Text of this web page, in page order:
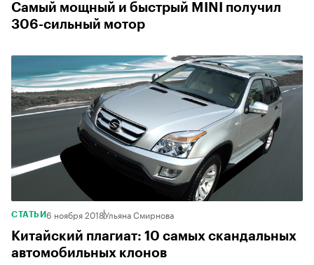
Самый мощный и быстрый MINI получил
306-сильный мотор
СТАТЬИ6 ноября 2018Ульяна Смирнова
Китайский плагиат: 10 самых скандальных
автомобильных клонов